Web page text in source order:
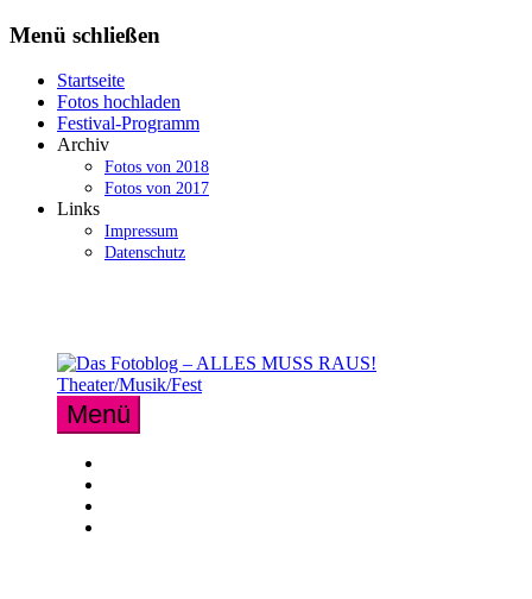
Zum
springen
Menü schließen
Startseite
Fotos hochladen
Festival-Programm
Archiv
Fotos von 2018
Fotos von 2017
Links
Impressum
Datenschutz
Menü